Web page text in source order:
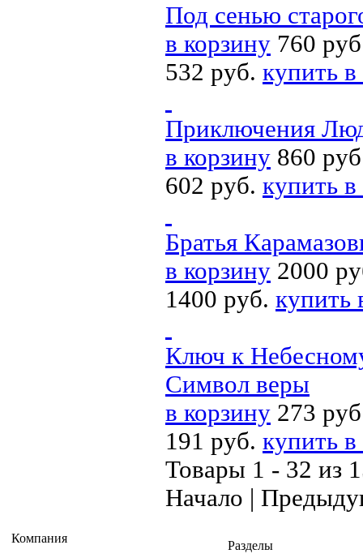
Под сенью
в корзину 760
532 руб. купить
Приключения
в корзину 860
602 руб. купить
Братья
в корзину 2000
1400 руб. купить
Ключ к
Символ веры
в корзину 273
191 руб. купить
Товары 1 - 32 из
Начало |
Компания
Разделы